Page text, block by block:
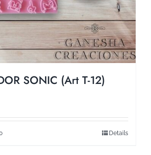
SONIC (Art T-12)
Details